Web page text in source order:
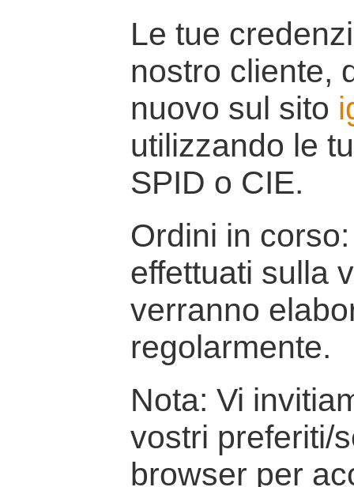
Le tue
nostro cliente,
nuovo sul sito
utilizzando le
SPID o CIE.
Ordini in
effettuati sulla
verranno
regolarmente.
Nota: Vi
vostri preferiti/
browser per